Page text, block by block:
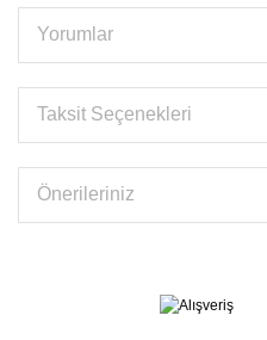
Yorumlar
Taksit Seçenekleri
Önerileriniz